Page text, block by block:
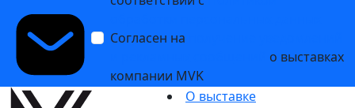
Согласен на
о выставках
компании MVK
О выставке